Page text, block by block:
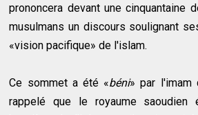
prononcera devant une cinquantaine
musulmans un discours soulignant
«vision pacifique» de l'islam.
Ce sommet a été «béni» par l'imam
rappelé que le royaume saoudien